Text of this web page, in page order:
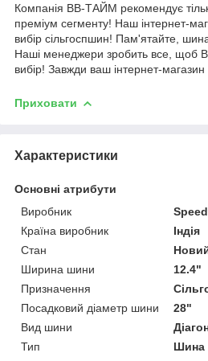
Компанія ВВ-ТАЙМ рекомендує
преміум сегменту! Наш інтернет-
вибір сільгоспшин! Пам'ятайте,
Наші менеджери зробить все, щоб
вибір! Завжди ваш інтернет-
Приховати
Характеристики
Основні атрибути
Виробник
Країна виробник
Індія
Стан
Ширина шини
12.4"
Призначення
Посадковий діаметр шини
28"
Вид шини
Тип
Шина